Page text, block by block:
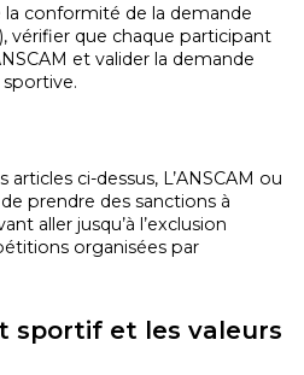
la conformité de la demande
vérifier que chaque participant
et valider la demande
sportive.
ci-dessus, L’ANSCAM ou
prendre des sanctions à
aller jusqu’à l’exclusion
organisées par
sportif et les valeurs